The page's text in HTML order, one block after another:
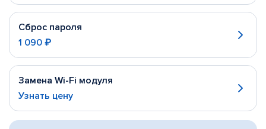
Сброс пароля
1 090 ₽
Замена Wi-Fi модуля
Узнать цену